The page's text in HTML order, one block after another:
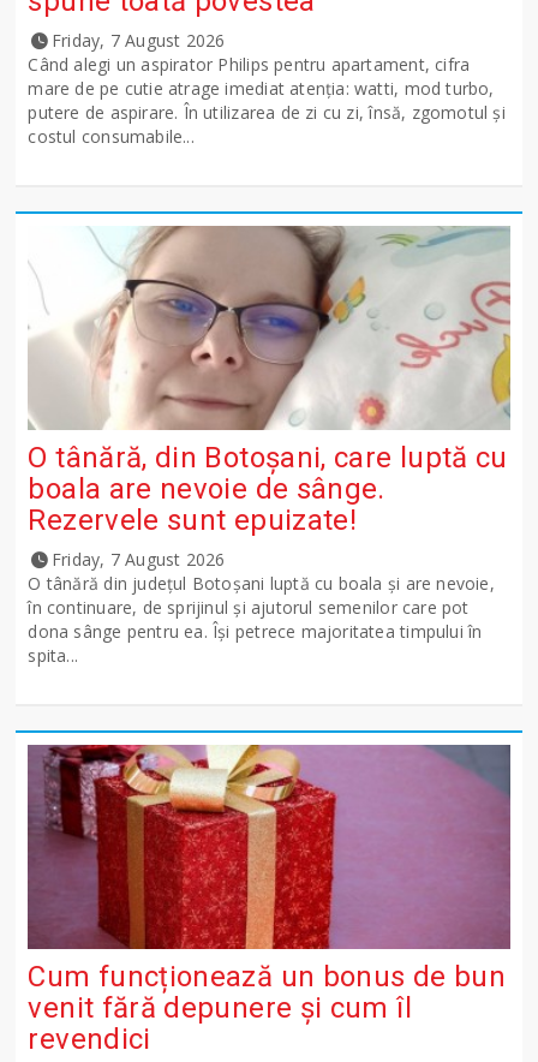
Friday, 7 August 2026
Când alegi un aspirator Philips pentru apartament, cifra
mare de pe cutie atrage imediat atenția: watti, mod turbo,
putere de aspirare. În utilizarea de zi cu zi, însă, zgomotul și
costul consumabile...
O tânără, din Botoșani, care luptă cu
boala are nevoie de sânge.
Rezervele sunt epuizate!
Friday, 7 August 2026
O tânără din județul Botoșani luptă cu boala și are nevoie,
în continuare, de sprijinul și ajutorul semenilor care pot
dona sânge pentru ea. Își petrece majoritatea timpului în
spita...
Cum funcționează un bonus de bun
venit fără depunere și cum îl
revendici